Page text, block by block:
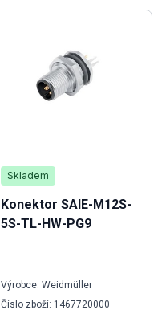
Skladem
Konektor SAIE-M12S-
5S-TL-HW-PG9
Výrobce: Weidmüller
Číslo zboží: 1467720000